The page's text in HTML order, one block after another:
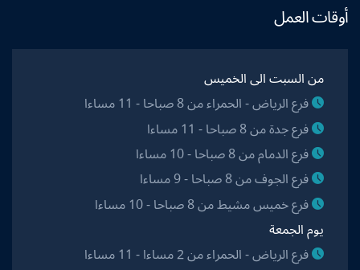
أوقات العمل
من السبت الى الخميس
فرع الرياض - الحمراء من 8 صباحا - 11 مساءا
فرع جدة من 8 صباحا - 11 مساءا
فرع الدمام من 8 صباحا - 10 مساءا
فرع الجوف من 8 صباحا - 9 مساءا
فرع خميس مشيط من 8 صباحا - 10 مساءا
يوم الجمعة
فرع الرياض - الحمراء من 2 مساءا - 11 مساءا